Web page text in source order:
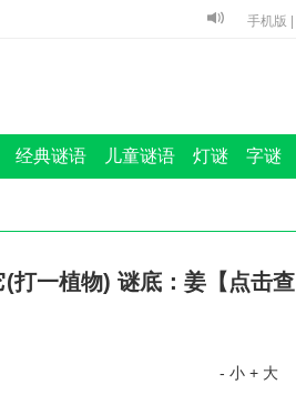
手机版
经典谜语 儿童谜语 灯谜 字谜
打一植物) 谜底：姜【点击查
- 小 + 大